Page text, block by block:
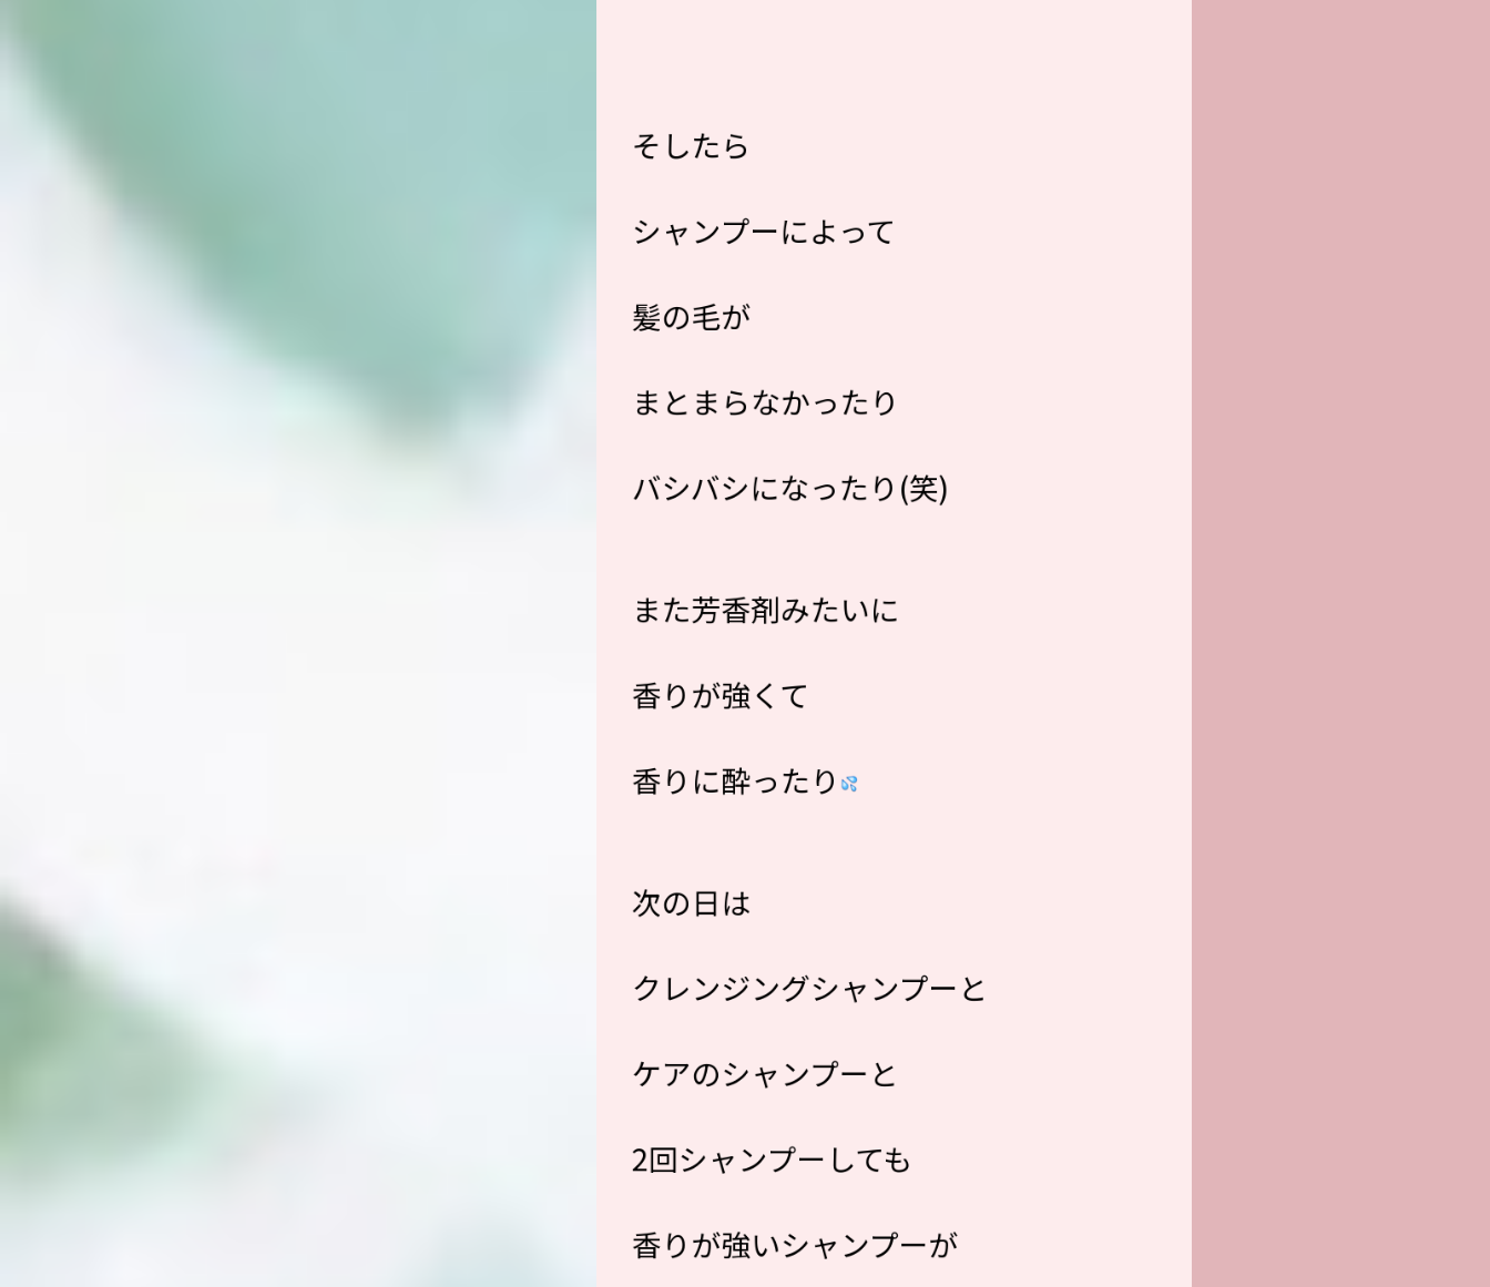
そしたら
シャンプーによって
髪の毛が
まとまらなかったり
バシバシになったり(笑)
また芳香剤みたいに
香りが強くて
香りに酔ったり
次の日は
クレンジングシャンプーと
ケアのシャンプーと
2回シャンプーしても
香りが強いシャンプーが